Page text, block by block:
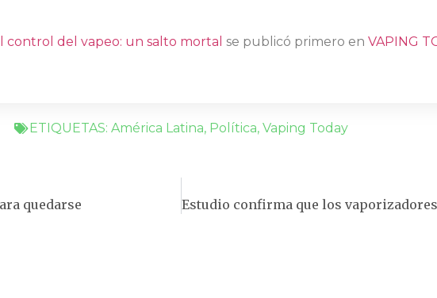
control del vapeo: un salto mortal se publicó primero en VAPING
ETIQUETAS: América Latina, Política, Vaping Today
quedarse